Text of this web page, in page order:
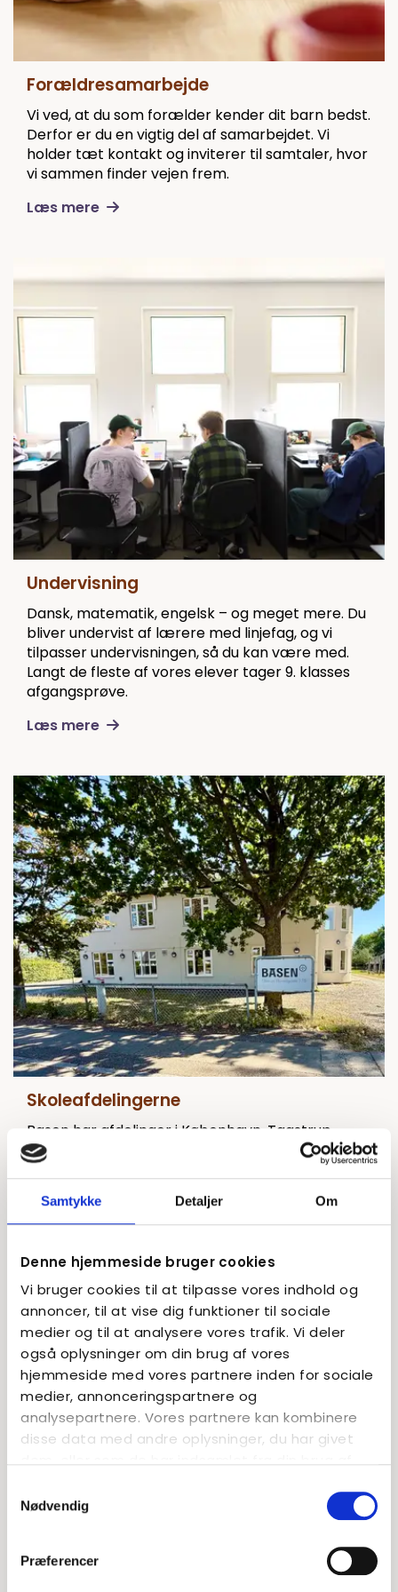
Samtykke Detaljer Om
Denne hjemmeside bruger cookies
Vi bruger cookies til at tilpasse vores indhold og
annoncer, til at vise dig funktioner til sociale
medier og til at analysere vores trafik. Vi deler
også oplysninger om din brug af vores
hjemmeside med vores partnere inden for sociale
medier, annonceringspartnere og
analysepartnere. Vores partnere kan kombinere
disse data med andre oplysninger, du har givet
Nødvendig
Præferencer
Forældresamarbejde
Vi ved, at du som forælder kender dit barn bedst.
Derfor er du en vigtig del af samarbejdet. Vi
holder tæt kontakt og inviterer til samtaler, hvor
vi sammen finder vejen frem.
Læs mere
Undervisning
Dansk, matematik, engelsk – og meget mere. Du
bliver undervist af lærere med linjefag, og vi
tilpasser undervisningen, så du kan være med.
Langt de fleste af vores elever tager 9. klasses
afgangsprøve.
Læs mere
Skoleafdelingerne
Basen har afdelinger i København, Taastrup,
Birkerød og Odense. Alle steder møder du små
hold, trygge rammer og voksne, der vil dig.
Læs mere